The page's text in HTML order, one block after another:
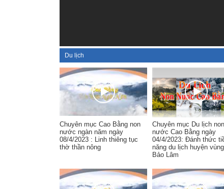
Du lịch
Chuyên mục Cao Bằng non
nước ngàn năm ngày
08/4/2023 : Linh thiêng tục
thờ thần nông
Chuyên mục Du lịch non
nước Cao Bằng ngày
04/4/2023: Đánh thức
năng du lịch huyện
Bảo Lâm